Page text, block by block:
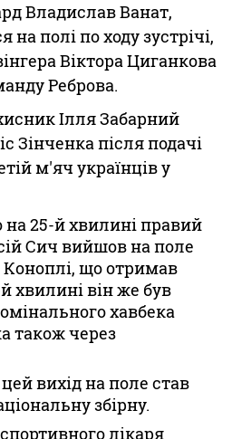
Владислав Ванат,
полі по ходу зустрічі,
Віктора Циганкова
Реброва.
Ілля Забарний
Зінченка після подачі
м'яч українців у
25-й хвилині правий
Сич вийшов на поле
що отримав
хвилині він же був
хавбека
також через
вихід на поле став
збірну.
лікаря